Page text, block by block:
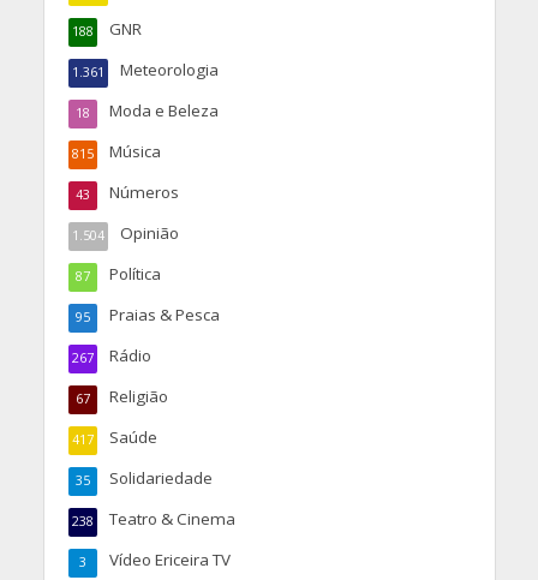
GNR
188
Meteorologia
1.361
Moda e Beleza
18
Música
815
Números
43
Opinião
1.504
Política
87
Praias & Pesca
95
Rádio
267
Religião
67
Saúde
417
Solidariedade
35
Teatro & Cinema
238
Vídeo Ericeira TV
3